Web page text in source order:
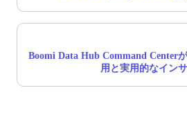
Boomi Data Hub Command Center
用と実用的なイン